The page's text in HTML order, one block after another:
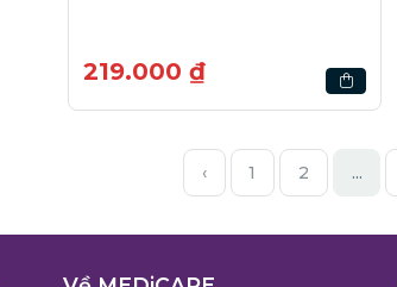
219.000 ₫
‹ 1 2 ...